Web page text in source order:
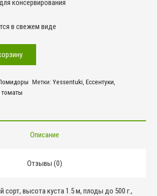
консервирования
в свежем виде
Метки: Yessentuki Ессентуки
томаты
Описание
Отзывы (0)
высота куста 1.5 м, плоды до 500 г.,